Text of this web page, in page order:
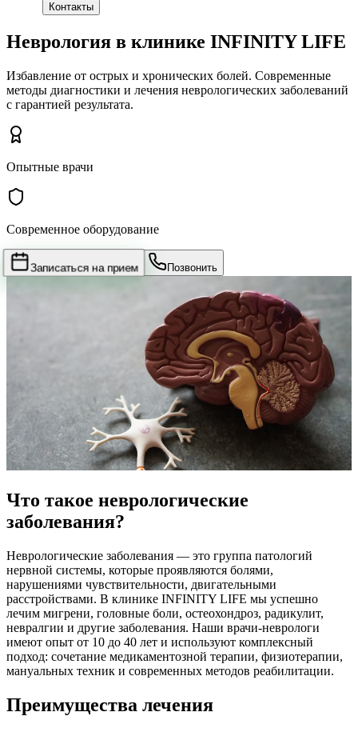
Контакты
Неврология в клинике INFINITY LIFE
Избавление от острых и хронических болей. Современные
методы диагностики и лечения неврологических заболеваний
с гарантией результата.
Опытные врачи
Современное оборудование
Записаться на прием Позвонить
Что такое неврологические
заболевания?
Неврологические заболевания — это группа патологий
нервной системы, которые проявляются болями,
нарушениями чувствительности, двигательными
расстройствами. В клинике INFINITY LIFE мы успешно
лечим мигрени, головные боли, остеохондроз, радикулит,
невралгии и другие заболевания. Наши врачи-неврологи
имеют опыт от 10 до 40 лет и используют комплексный
подход: сочетание медикаментозной терапии, физиотерапии,
мануальных техник и современных методов реабилитации.
Преимущества лечения